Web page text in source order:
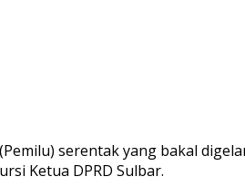
(Pemilu) serentak yang bakal
Ketua DPRD Sulbar.